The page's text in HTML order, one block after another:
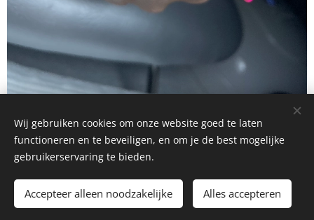
© 2026 Nailed it By Amber. Alle rechten voorbehouden.
BE0737974515
Mogelijk gemaakt doorWebnode Cookies
Wij gebruiken cookies om onze website goed te laten
functioneren en te beveiligen, en om je de best mogelijke
gebruikerservaring te bieden.
Accepteer alleen noodzakelijke Alles accepteren